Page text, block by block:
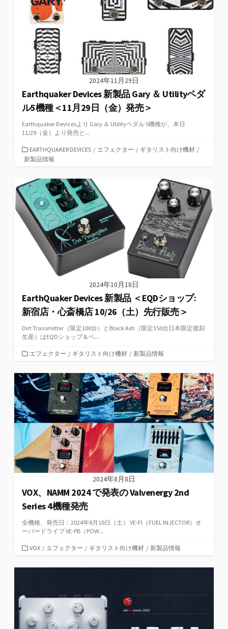
2024年11月29日
Earthquaker Devices 新製品 Gary ＆ Utilityペダ
ル5機種＜11月29日（金）発売＞
Earthquaker Devicesより Gary ＆ Utilityペダル 5機種が、本日
11/29（金）より発売と...
カ
テ
ー
EARTHQUAKER DEVICES / エフェクター / ギタリスト向け機材 /
新製品情報
2024年10月18日
EarthQuaker Devices 新製品 ＜EQDショップ:
新宿店・心斎橋店 10/26（土）先行販売＞
Dirt Transmitter（限定100台）とBlack Ash（限定150台日本限定復刻
生産）はEQDショップ＆ペ...
カ
ゴ
リ
ー
エフェクター / ギタリスト向け機材 / 新製品情報
2024年8月8日
VOX、NAMM 2024 で発表の Valvenergy 2nd
Series 4機種発売
全機種、発売日：2024年8月10日（土） VE-FI（FUEL INJECTOR）オ
ーバードライブ VE-PB（POW...
カ
ゴ
VOX / エフェクター / ギタリスト向け機材 / 新製品情報